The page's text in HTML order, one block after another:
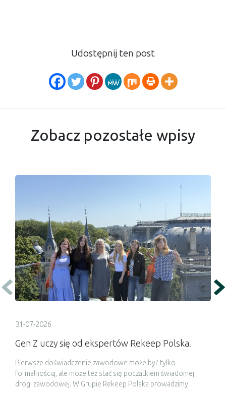
Udostępnij ten post
Zobacz pozostałe wpisy
31-07-2026
Gen Z uczy się od ekspertów Rekeep Polska.
Pierwsze doświadczenie zawodowe może być tylko
formalnością, ale może też stać się początkiem świadomej
drogi zawodowej. W Grupie Rekeep Polska prowadzimy